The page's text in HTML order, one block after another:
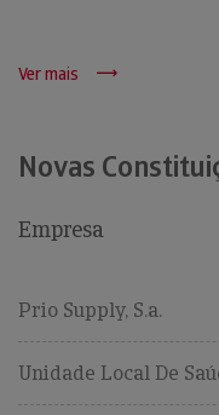
Ver mais
Novas
Empresa
Prio Supply, S.a.
Unidade Local De